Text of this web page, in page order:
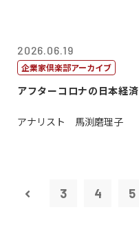
2026.06.19
企業家倶楽部アーカイブ
アフターコロナの日本経済
アナリスト 馬渕磨理子
3 4 5